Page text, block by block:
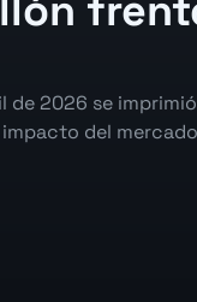
de 2026 se
del